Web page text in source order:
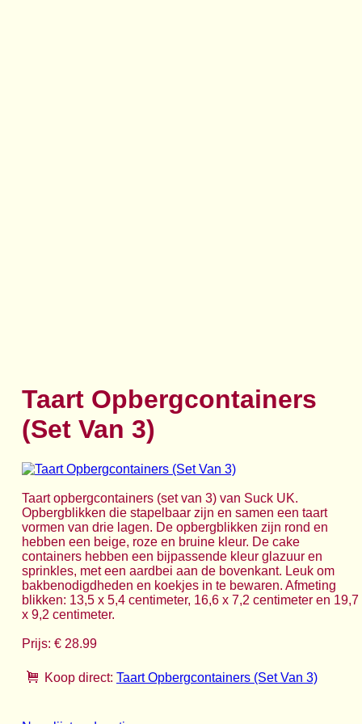
Taart Opbergcontainers
(Set Van 3)
Taart opbergcontainers (set van 3) van Suck UK.
Opbergblikken die stapelbaar zijn en samen een taart
vormen van drie lagen. De opbergblikken zijn rond en
hebben een beige, roze en bruine kleur. De cake
containers hebben een bijpassende kleur glazuur en
sprinkles, met een aardbei aan de bovenkant. Leuk om
bakbenodigdheden en koekjes in te bewaren. Afmeting
blikken: 13,5 x 5,4 centimeter, 16,6 x 7,2 centimeter en 19,7
x 9,2 centimeter.
Prijs: € 28.99
Koop direct: Taart Opbergcontainers (Set Van 3)